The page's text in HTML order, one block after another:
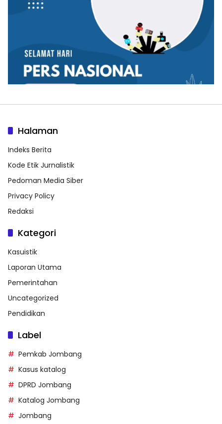
Halaman
Indeks Berita
Kode Etik Jurnalistik
Pedoman Media Siber
Privacy Policy
Redaksi
Kategori
Kasuistik
Laporan Utama
Pemerintahan
Uncategorized
Pendidikan
Label
Pemkab Jombang
Kasus katalog
DPRD Jombang
Katalog Jombang
Jombang